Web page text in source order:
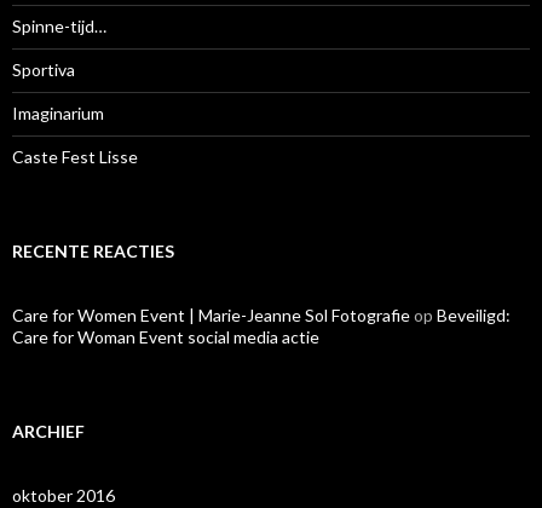
r
:
Spinne-tijd…
Sportiva
Imaginarium
Caste Fest Lisse
RECENTE REACTIES
Care for Women Event | Marie-Jeanne Sol Fotografieop Beveiligd:
Care for Woman Event social media actie
ARCHIEF
oktober 2016